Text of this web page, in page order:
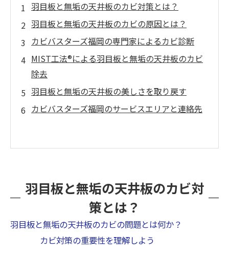
羽目板と無垢の天井板のカビ対策とは？
羽目板と無垢の天井板のカビの原因とは？
カビバスターズ福岡の専門家によるカビ診断
MIST工法®による羽目板と無垢の天井板のカビ
除去
羽目板と無垢の天井板の美しさを取り戻す
カビバスターズ福岡のサービスエリアと連絡先
羽目板と無垢の天井板のカビ対
策とは？
羽目板と無垢の天井板のカビの問題とは何か？
カビ対策の重要性を理解しよう